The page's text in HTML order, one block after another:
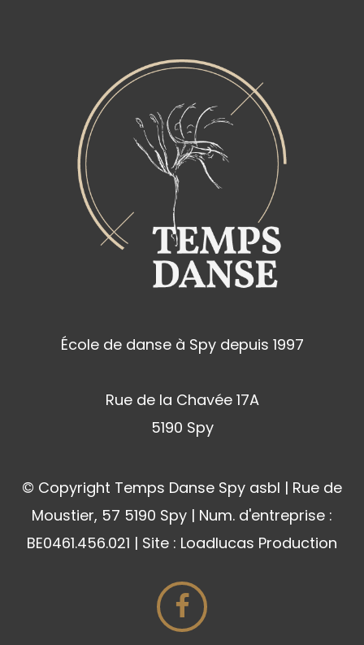
École de danse à Spy depuis 1997
Rue de la Chavée 17A
5190 Spy
© Copyright Temps Danse Spy asbl | Rue de
Moustier, 57 5190 Spy | Num. d'entreprise :
BE0461.456.021 | Site : Loadlucas Production